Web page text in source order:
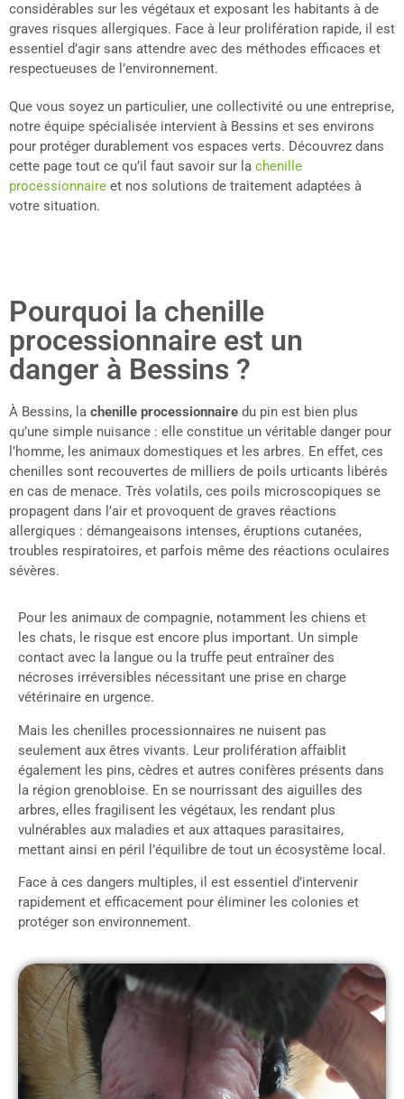
considérables sur les végétaux et exposant les habitants à de
graves risques allergiques. Face à leur prolifération rapide, il est
essentiel d’agir sans attendre avec des méthodes efficaces et
respectueuses de l’environnement.
Que vous soyez un particulier, une collectivité ou une entreprise,
notre équipe spécialisée intervient à Bessins et ses environs
pour protéger durablement vos espaces verts. Découvrez dans
cette page tout ce qu’il faut savoir sur la chenille
processionnaire et nos solutions de traitement adaptées à
votre situation.
Pourquoi la chenille
processionnaire est un
danger à Bessins ?
À Bessins, la chenille processionnaire du pin est bien plus
qu’une simple nuisance : elle constitue un véritable danger pour
l’homme, les animaux domestiques et les arbres. En effet, ces
chenilles sont recouvertes de milliers de poils urticants libérés
en cas de menace. Très volatils, ces poils microscopiques se
propagent dans l’air et provoquent de graves réactions
allergiques : démangeaisons intenses, éruptions cutanées,
troubles respiratoires, et parfois même des réactions oculaires
sévères.
Pour les animaux de compagnie, notamment les chiens et
les chats, le risque est encore plus important. Un simple
contact avec la langue ou la truffe peut entraîner des
nécroses irréversibles nécessitant une prise en charge
vétérinaire en urgence.
Mais les chenilles processionnaires ne nuisent pas
seulement aux êtres vivants. Leur prolifération affaiblit
également les pins, cèdres et autres conifères présents dans
la région grenobloise. En se nourrissant des aiguilles des
arbres, elles fragilisent les végétaux, les rendant plus
vulnérables aux maladies et aux attaques parasitaires,
mettant ainsi en péril l’équilibre de tout un écosystème local.
Face à ces dangers multiples, il est essentiel d’intervenir
rapidement et efficacement pour éliminer les colonies et
protéger son environnement.